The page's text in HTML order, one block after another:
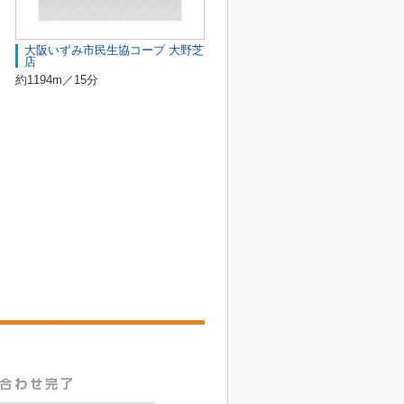
大阪いずみ市民生協コープ 大野芝
店
約1194m／15分